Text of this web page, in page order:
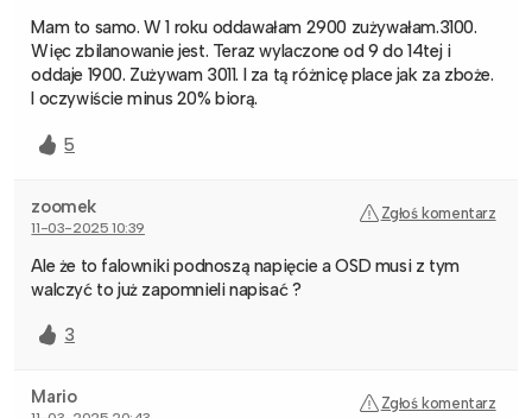
Mam to samo. W 1 roku oddawałam 2900 zużywałam.3100.
Więc zbilanowanie jest. Teraz wylaczone od 9 do 14tej i
oddaje 1900. Zużywam 3011. I za tą różnicę place jak za zboże.
I oczywiście minus 20% biorą.
5
zoomek
11-03-2025 10:39
Zgłoś komentarz
Ale że to falowniki podnoszą napięcie a OSD musi z tym
walczyć to już zapomnieli napisać ?
3
Mario Zgłoś komentarz